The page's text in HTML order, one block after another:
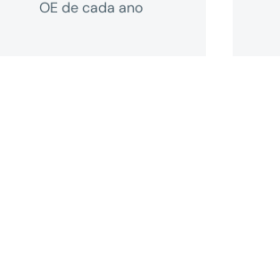
OE de cada ano